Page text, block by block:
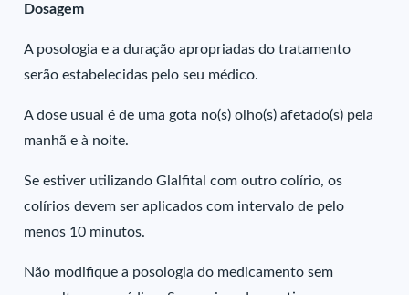
Dosagem
A posologia e a duração apropriadas do tratamento
serão estabelecidas pelo seu médico.
A dose usual é de uma gota no(s) olho(s) afetado(s) pela
manhã e à noite.
Se estiver utilizando Glalfital com outro colírio, os
colírios devem ser aplicados com intervalo de pelo
menos 10 minutos.
Não modifique a posologia do medicamento sem